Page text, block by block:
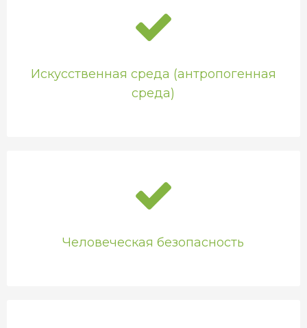
Искусственная среда (антропогенная
среда)
Человеческая безопасность